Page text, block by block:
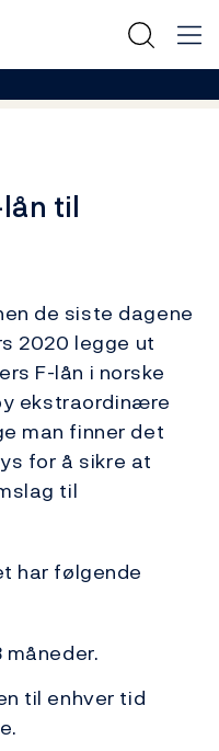
til
de siste dagene
2020 legge ut
F-lån i norske
ekstraordinære
man finner det
for å sikre at
til
har følgende
til enhver tid